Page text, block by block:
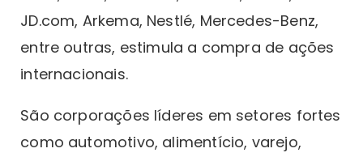
JD.com, Arkema, Nestlé, Mercedes-Benz,
entre outras, estimula a compra de ações
internacionais.
São corporações líderes em setores fortes
como automotivo, alimentício, varejo,